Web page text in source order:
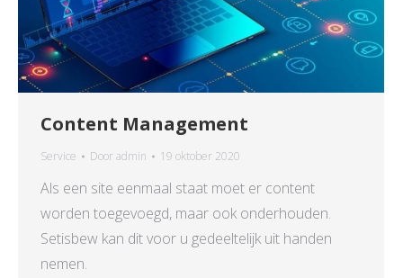
Content Management
Service Dooradmin 19 oktober 2020
Als een site eenmaal staat moet er content
worden toegevoegd, maar ook onderhouden.
Setisbew kan dit voor u gedeeltelijk uit handen
nemen.